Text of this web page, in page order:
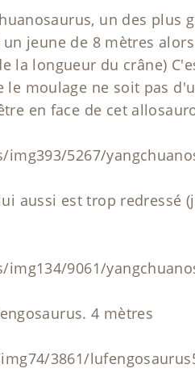
un des plus
jeune de 8 mètres
la longueur du crâne)
le moulage ne soit pas
en face de cet
5267/
aussi est trop redressé
9061/
4 mètres
3861/